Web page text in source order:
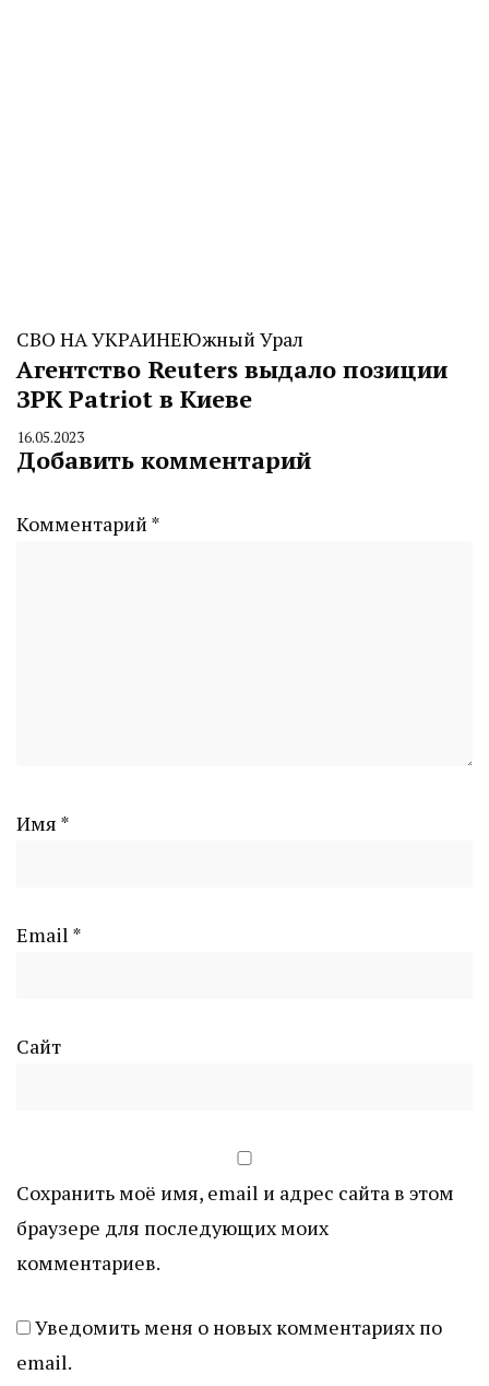
СВО НА УКРАИНЕЮжный Урал
Агентство Reuters выдало позиции
ЗРК Patriot в Киеве
By
CHELINDUSTRY
16.05.2023
Добавить комментарий
Комментарий *
Имя *
Email *
Сайт
Сохранить моё имя, email и адрес сайта в этом
браузере для последующих моих
комментариев.
Уведомить меня о новых комментариях по
email.